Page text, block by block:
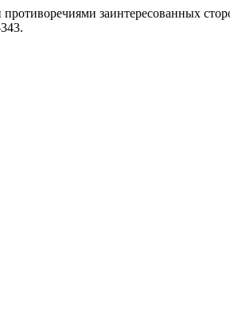
заинтересованных